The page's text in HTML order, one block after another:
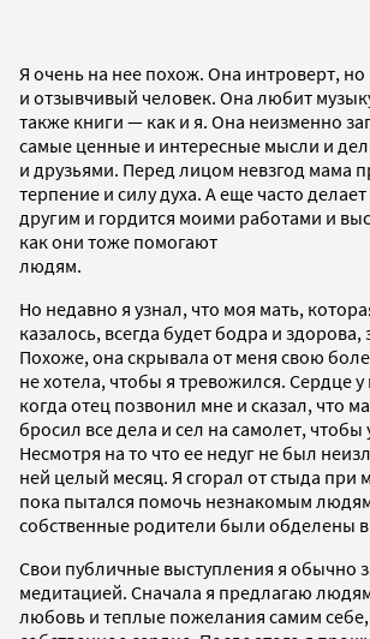
Я очень на нее похож. Она интроверт,
и отзывчивый человек. Она любит
также книги — как и я. Она неизменно
самые ценные и интересные мысли и
и друзьями. Перед лицом невзгод мама
терпение и силу духа. А еще часто
другим и гордится моими работами и
как они тоже помогают
людям.
Но недавно я узнал, что моя мать,
казалось, всегда будет бодра и здорова,
Похоже, она скрывала от меня свою
не хотела, чтобы я тревожился. Сердце
когда отец позвонил мне и сказал, что
бросил все дела и сел на самолет, чтобы
Несмотря на то что ее недуг не был
ней целый месяц. Я сгорал от стыда при
пока пытался помочь незнакомым
собственные родители были обделены
Свои публичные выступления я обычно
медитацией. Сначала я предлагаю
любовь и теплые пожелания самим себе,